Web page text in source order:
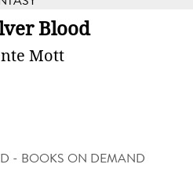
Blood
Mott
- BOOKS ON DEMAND